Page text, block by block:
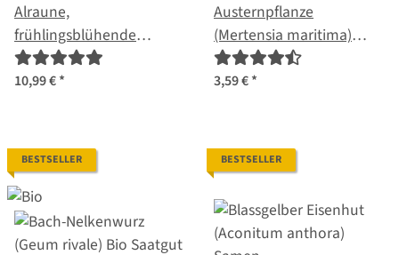
Alraune,
frühlingsblühende
(Mandragora officinarum)
Samen
10,99 €*
Austernpflanze
(Mertensia maritima)
Samen
3,59 €*
BESTSELLER BESTSELLER